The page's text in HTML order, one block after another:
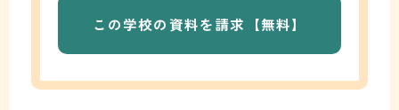
この学校の資料を請求【無料】